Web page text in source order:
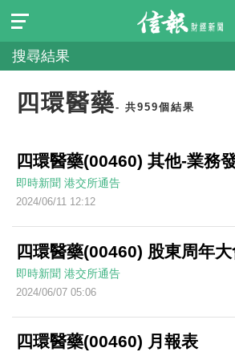
搜尋結果
四環醫藥- 共959個結果
四環醫藥(00460) 其他-業務
即時新聞 港交所通告
2024/06/11 12:12
四環醫藥(00460) 股東周年
即時新聞 港交所通告
2024/06/07 05:06
四環醫藥(00460) 月報表